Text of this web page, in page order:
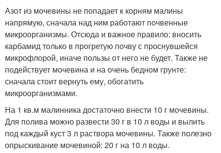
Азот из мочевины не попадает к корням малины
напрямую, сначала над ним работают почвенные
микроорганизмы. Отсюда и важное правило: вносить
карбамид только в прогретую почву с проснувшейся
микрофлорой, иначе пользы от него не будет. Также не
подействует мочевина и на очень бедном грунте:
сначала стоит вернуть ему, обогатить
микроорганизмами.
На 1 кв.м малинника достаточно внести 10 г мочевины.
Для полива можно развести 30 г в 10 л воды и вылить
под каждый куст 3 л раствора мочевины. Также полезно
опрыскивание мочевиной: 20 г на 10 л воды.